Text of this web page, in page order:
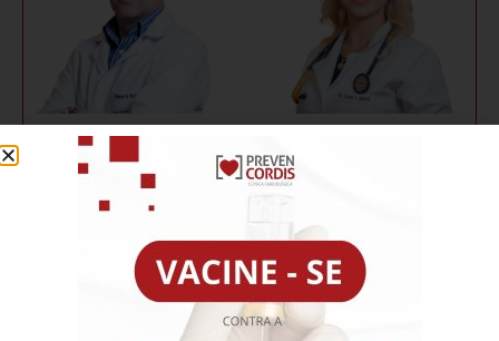
Conheça →
Guilherme Maia
Monteiro
Cardiologia (11808)
CRMSC (17111) | RQE
Cardiologia (12691)